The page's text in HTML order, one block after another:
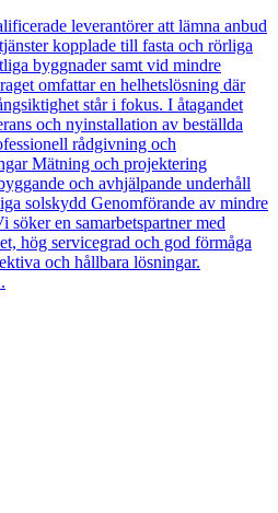
leverantörer att lämna anbud
kopplade till fasta och rörliga
byggnader samt vid mindre
omfattar en helhetslösning där
står i fokus. I åtagandet
och nyinstallation av beställda
rådgivning och
Mätning och projektering
och avhjälpande underhåll
solskydd Genomförande av mindre
en samarbetspartner med
hög servicegrad och god förmåga
och hållbara lösningar.